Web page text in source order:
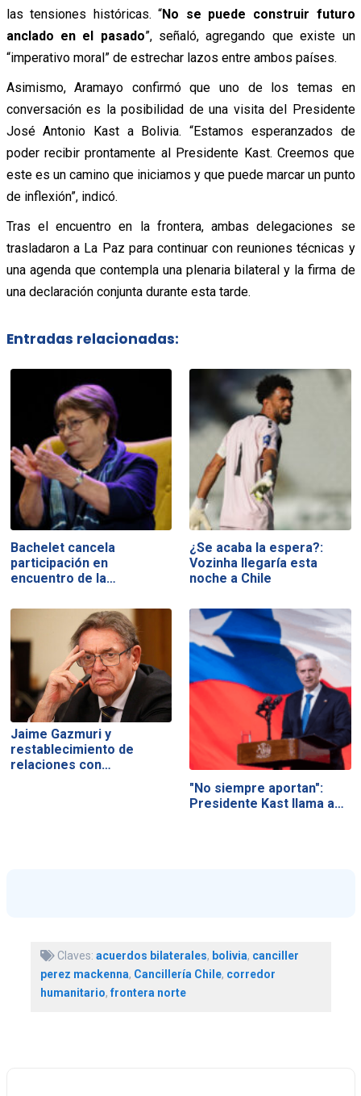
las tensiones históricas. “No se puede construir futuro
anclado en el pasado”, señaló, agregando que existe un
“imperativo moral” de estrechar lazos entre ambos países.
Asimismo, Aramayo confirmó que uno de los temas en
conversación es la posibilidad de una visita del Presidente
José Antonio Kast a Bolivia. “Estamos esperanzados de
poder recibir prontamente al Presidente Kast. Creemos que
este es un camino que iniciamos y que puede marcar un punto
de inflexión”, indicó.
Tras el encuentro en la frontera, ambas delegaciones se
trasladaron a La Paz para continuar con reuniones técnicas y
una agenda que contempla una plenaria bilateral y la firma de
una declaración conjunta durante esta tarde.
Entradas relacionadas:
Bachelet cancela
participación en
encuentro de la…
¿Se acaba la espera?:
Vozinha llegaría esta
noche a Chile
Jaime Gazmuri y
restablecimiento de
relaciones con…
"No siempre aportan":
Presidente Kast llama a…
Claves: acuerdos bilaterales, bolivia, canciller
perez mackenna, Cancillería Chile, corredor
humanitario,frontera norte